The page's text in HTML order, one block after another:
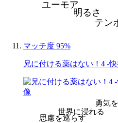
テン
明るさ
ユーモア
マッチ度 95%
兄に付ける薬はない！4 -
勇気
思慮を巡らす
世界に浸れる